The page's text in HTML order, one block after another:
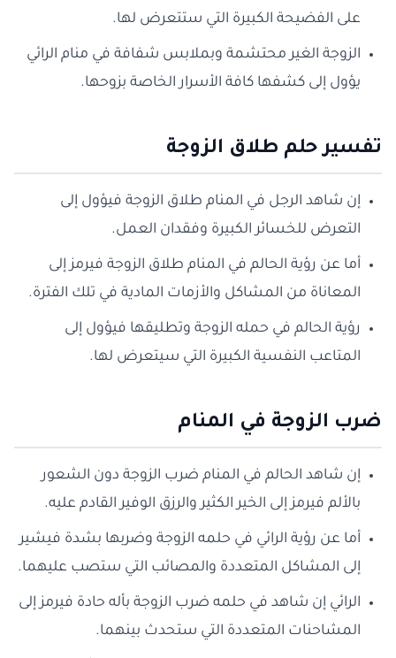
على الفضيحة الكبيرة التي ستتعرض لها.
الزوجة الغير محتشمة وبملابس شفافة في منام الرائي
يؤول إلى كشفها كافة الأسرار الخاصة بزوحها.
تفسير حلم طلاق الزوجة
إن شاهد الرجل في المنام طلاق الزوجة فيؤول إلى
التعرض للخسائر الكبيرة وفقدان العمل.
أما عن رؤية الحالم في المنام طلاق الزوجة فيرمز إلى
المعاناة من المشاكل والأزمات المادية في تلك الفترة.
رؤية الحالم في حمله الزوجة وتطليقها فيؤول إلى
المتاعب النفسية الكبيرة التي سيتعرض لها.
ضرب الزوجة في المنام
إن شاهد الحالم في المنام ضرب الزوجة دون الشعور
بالألم فيرمز إلى الخير الكثير والرزق الوفير القادم عليه.
أما عن رؤية الرائي في حلمه الزوجة وضربها بشدة فيشير
إلى المشاكل المتعددة والمصائب التي ستصب عليهما.
الرائي إن شاهد في حلمه ضرب الزوجة بأله حادة فيرمز إلى
المشاحنات المتعددة التي ستحدث بينهما.